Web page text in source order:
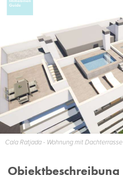
Cala Ratjada - Wohnung mit Dachterrasse
Objektbeschreibung